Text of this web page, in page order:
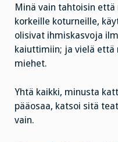
Minä vain tahtoisin
korkeille koturneille,
olisivat ihmiskasvoja
kaiuttimiin; ja vielä
miehet.
Yhtä kaikki, minusta
pääosaa, katsoi sitä
vain.